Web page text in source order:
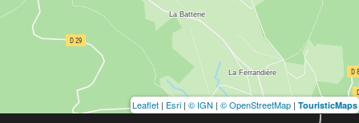
Leaflet | Esri | © IGN | © OpenStreetMap | TouristicMaps